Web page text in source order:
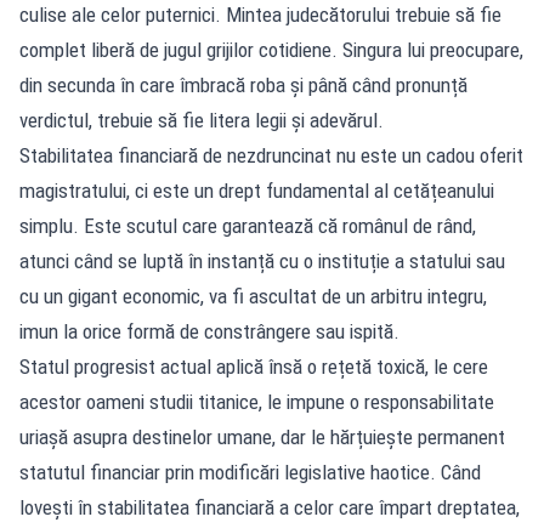
culise ale celor puternici. Mintea judecătorului trebuie să fie
complet liberă de jugul grijilor cotidiene. Singura lui preocupare,
din secunda în care îmbracă roba și până când pronunță
verdictul, trebuie să fie litera legii și adevărul.
Stabilitatea financiară de nezdruncinat nu este un cadou oferit
magistratului, ci este un drept fundamental al cetățeanului
simplu. Este scutul care garantează că românul de rând,
atunci când se luptă în instanță cu o instituție a statului sau
cu un gigant economic, va fi ascultat de un arbitru integru,
imun la orice formă de constrângere sau ispită.
Statul progresist actual aplică însă o rețetă toxică, le cere
acestor oameni studii titanice, le impune o responsabilitate
uriașă asupra destinelor umane, dar le hărțuiește permanent
statutul financiar prin modificări legislative haotice. Când
lovești în stabilitatea financiară a celor care împart dreptatea,